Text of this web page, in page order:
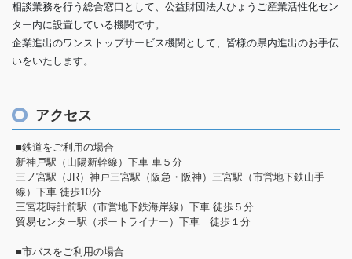
相談業務を行う総合窓口として、公益財団法人ひょうご産業活性化セン
ター内に設置している機関です。
企業進出のワンストップサービス機関として、皆様の県内進出のお手伝
いをいたします。
アクセス
■鉄道をご利用の場合
新神戸駅（山陽新幹線）下車 車５分
三ノ宮駅（JR）神戸三宮駅（阪急・阪神）三宮駅（市営地下鉄山手
線）下車 徒歩10分
三宮花時計前駅（市営地下鉄海岸線）下車 徒歩５分
貿易センター駅（ポートライナー）下車 徒歩１分
■市バスをご利用の場合